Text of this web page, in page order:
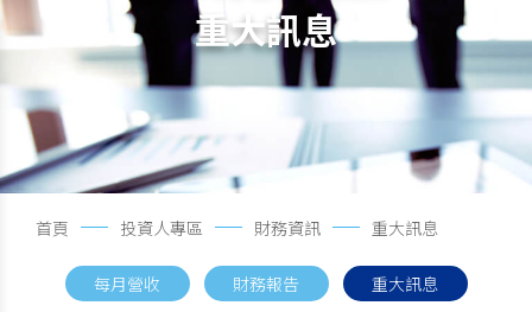
重大訊息
首頁 投資人專區 財務資訊 重大訊息
每月營收 財務報告 重大訊息